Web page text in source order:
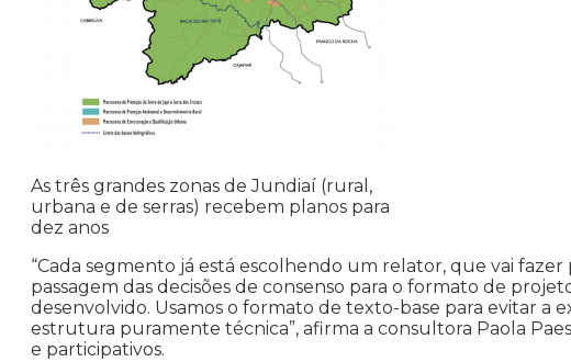
As três grandes zonas de Jundiaí (rural,
urbana e de serras) recebem planos para
dez anos
“Cada segmento já está escolhendo um relator, que vai
passagem das decisões de consenso para o formato de
desenvolvido. Usamos o formato de texto-base para evitar a
estrutura puramente técnica”, afirma a consultora Paola
e participativos.